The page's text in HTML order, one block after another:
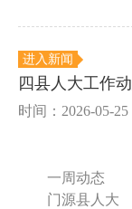
进入新闻
四县人大工作
时间：2026-05-25
一周动态
门源县人大